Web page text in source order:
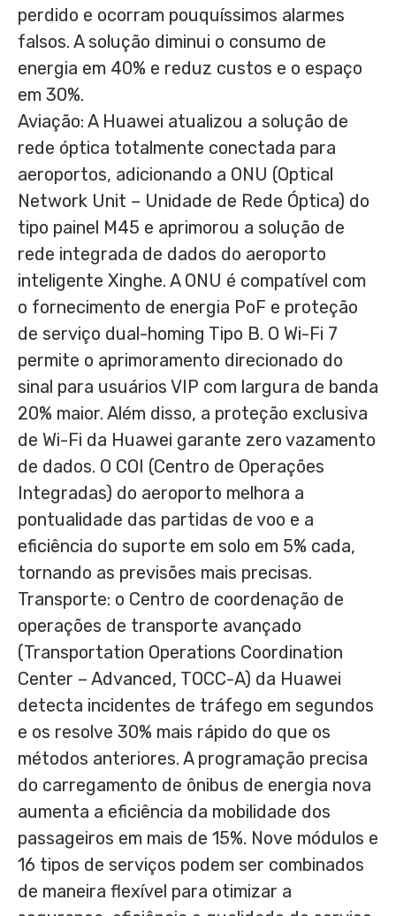
perdido e ocorram pouquíssimos alarmes
falsos. A solução diminui o consumo de
energia em 40% e reduz custos e o espaço
em 30%.
Aviação: A Huawei atualizou a solução de
rede óptica totalmente conectada para
aeroportos, adicionando a ONU (Optical
Network Unit – Unidade de Rede Óptica) do
tipo painel M45 e aprimorou a solução de
rede integrada de dados do aeroporto
inteligente Xinghe. A ONU é compatível com
o fornecimento de energia PoF e proteção
de serviço dual-homing Tipo B. O Wi-Fi 7
permite o aprimoramento direcionado do
sinal para usuários VIP com largura de banda
20% maior. Além disso, a proteção exclusiva
de Wi-Fi da Huawei garante zero vazamento
de dados. O COI (Centro de Operações
Integradas) do aeroporto melhora a
pontualidade das partidas de voo e a
eficiência do suporte em solo em 5% cada,
tornando as previsões mais precisas.
Transporte: o Centro de coordenação de
operações de transporte avançado
(Transportation Operations Coordination
Center – Advanced, TOCC-A) da Huawei
detecta incidentes de tráfego em segundos
e os resolve 30% mais rápido do que os
métodos anteriores. A programação precisa
do carregamento de ônibus de energia nova
aumenta a eficiência da mobilidade dos
passageiros em mais de 15%. Nove módulos e
16 tipos de serviços podem ser combinados
de maneira flexível para otimizar a